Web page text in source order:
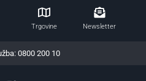
Trgovine Newsletter
0800 200 10